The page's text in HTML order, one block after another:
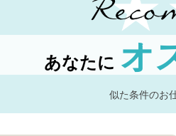
あなたに オ
似た条件のお